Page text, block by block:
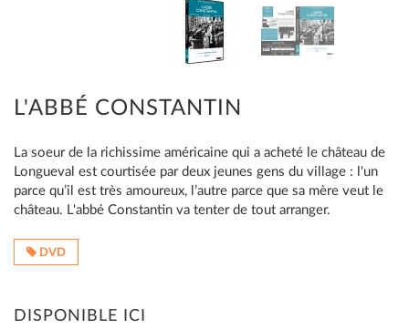
L'ABBÉ CONSTANTIN
La soeur de la richissime américaine qui a acheté le château de
Longueval est courtisée par deux jeunes gens du village : l'un
parce qu’il est très amoureux, l’autre parce que sa mère veut le
château. L'abbé Constantin va tenter de tout arranger.
DVD
DISPONIBLE ICI